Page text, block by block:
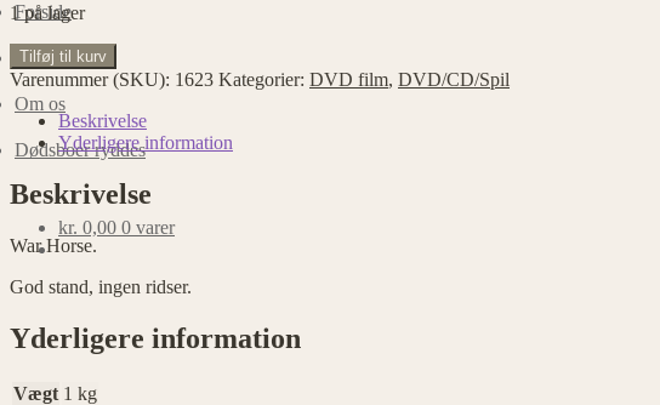
Forside
Produkter
Om os
Dødsboer ryddes
kr. 0,00 0 varer
1 på lager
War
Horse
antal
Tilføj til kurv
Varenummer (SKU): 1623 Kategorier: DVD film, DVD/CD/Spil
Beskrivelse
Yderligere information
Beskrivelse
War Horse.
God stand, ingen ridser.
Yderligere information
Vægt 1 kg